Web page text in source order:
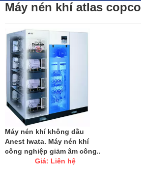
Máy nén khí atlas copco
Máy nén khí không dầu
Anest Iwata. Máy nén khí
công nghiệp giảm âm công..
Giá: Liên hệ